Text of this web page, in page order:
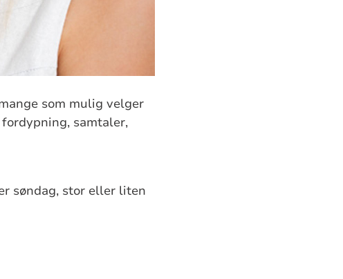
som mulig velger
samtaler,
søndag, stor eller liten